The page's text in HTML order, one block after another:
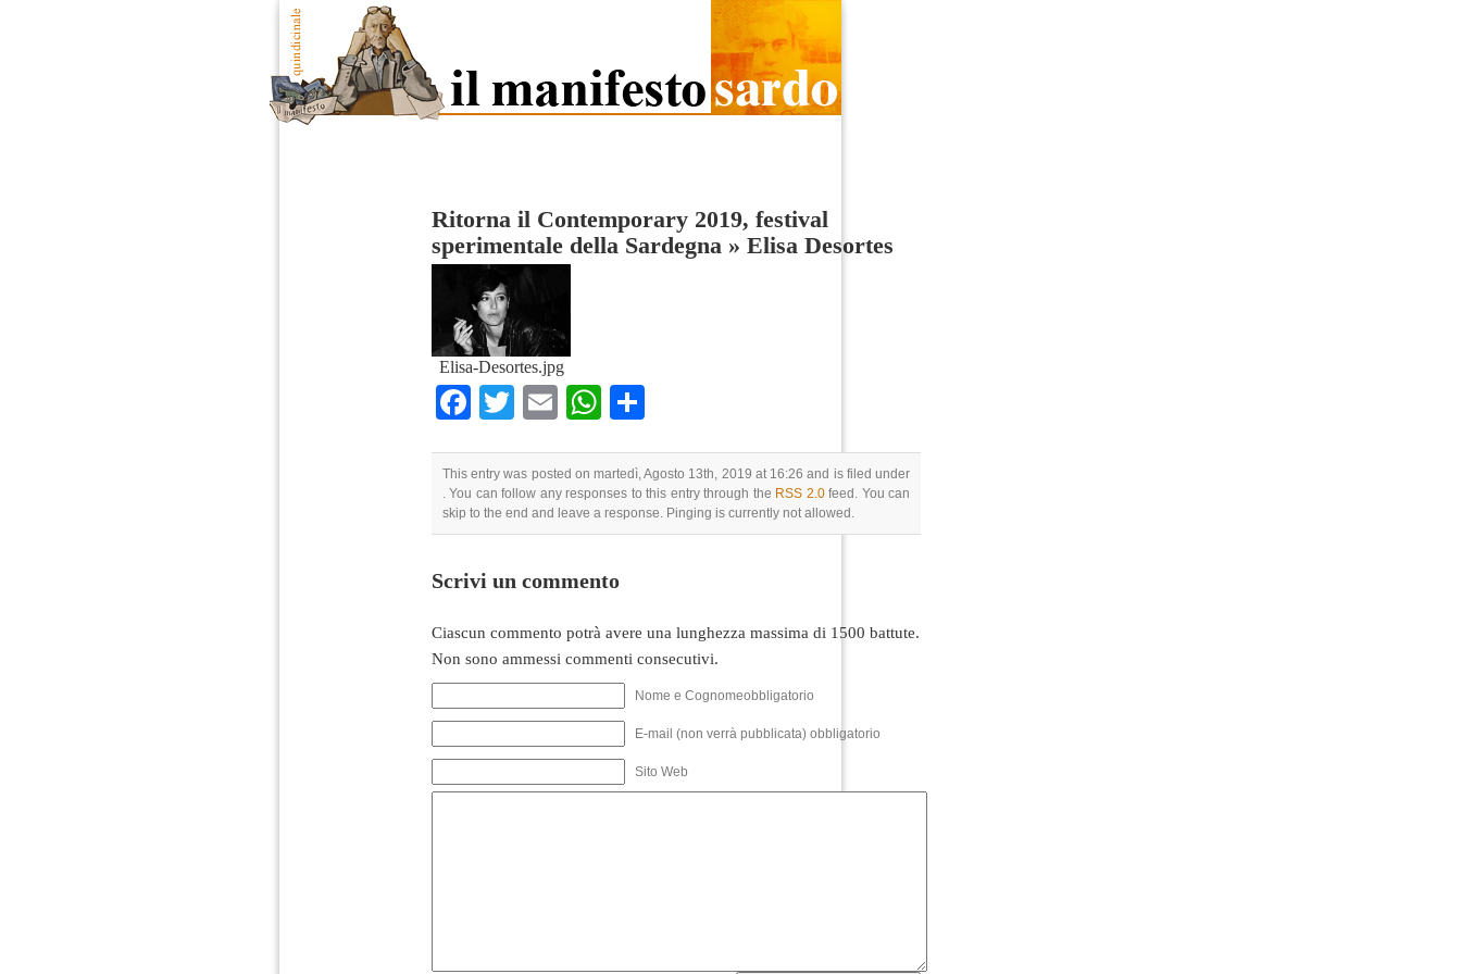
Ritorna il Contemporary 2019, festival
sperimentale della Sardegna » Elisa Desortes
Elisa-Desortes.jpg
Facebook
TwitterEmailWhatsApp
This entry was posted on martedì, Agosto 13th, 2019 at 16:26 and is filed under
. You can follow any responses to this entry through the RSS 2.0feed. You can
skip to the end and leave a response. Pinging is currently not allowed.
Scrivi un commento
Ciascun commento potrà avere una lunghezza massima di 1500 battute.
Non sono ammessi commenti consecutivi.
Nome e Cognomeobbligatorio
E-mail (non verrà pubblicata) obbligatorio
Sito Web